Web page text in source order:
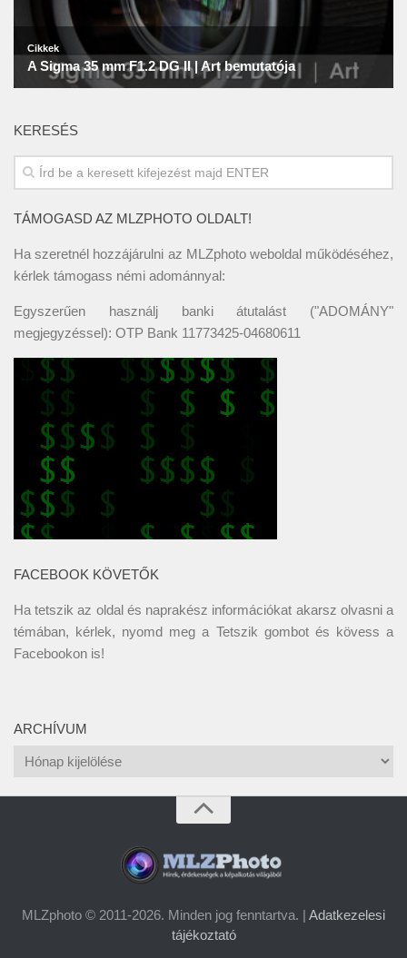
KERESÉS
TÁMOGASD AZ MLZPHOTO OLDALT!
Ha szeretnél hozzájárulni az MLZphoto weboldal működéséhez,
kérlek támogass némi adománnyal:
Egyszerűen használj banki átutalást ("ADOMÁNY"
megjegyzéssel): OTP Bank 11773425-04680611
FACEBOOK KÖVETŐK
Ha tetszik az oldal és naprakész információkat akarsz olvasni a
témában, kérlek, nyomd meg a Tetszik gombot és kövess a
Facebookon is!
ARCHÍVUM
Archívum
MLZphoto © 2011-2026. Minden jog fenntartva. | Adatkezelesi
tájékoztató